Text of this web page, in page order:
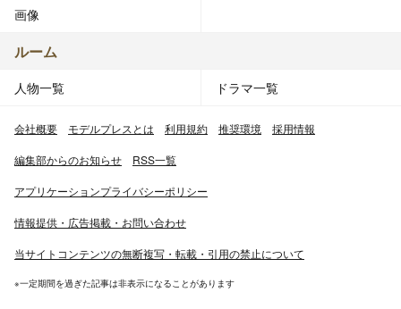
画像
ルーム
人物一覧 ドラマ一覧
会社概要 モデルプレスとは 利用規約 推奨環境 採用情報
編集部からのお知らせ RSS一覧
アプリケーションプライバシーポリシー
情報提供・広告掲載・お問い合わせ
当サイトコンテンツの無断複写・転載・引用の禁止について
※一定期間を過ぎた記事は非表示になることがあります